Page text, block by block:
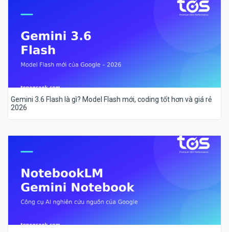
Gemini 3.6 Flash là gì? Model Flash mới, coding tốt hơn và giá rẻ
2026